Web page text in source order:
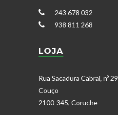
243 678 032
938 811 268
LOJA
Rua Sacadura Cabral, nº 29
Couço
2100-345, Coruche